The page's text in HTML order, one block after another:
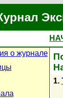
о журнале
1.